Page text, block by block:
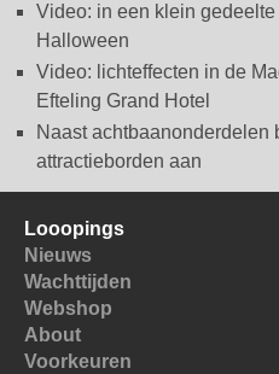
Video: in een klein
Halloween
Video: lichteffecten in de
Efteling Grand Hotel
Naast achtbaanonderdelen
attractieborden aan
Looopings
Nieuws
Wachttijden
Webshop
About
Voorkeuren